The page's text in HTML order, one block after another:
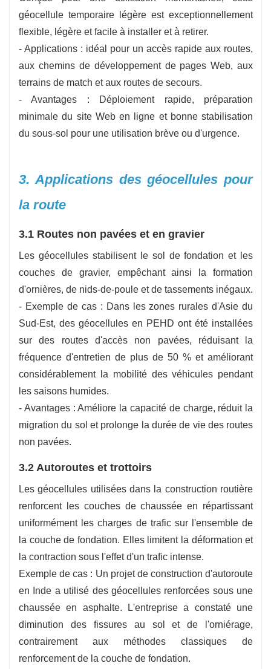
géocellule temporaire légère est exceptionnellement
flexible, légère et facile à installer et à retirer.
- Applications : idéal pour un accès rapide aux routes,
aux chemins de développement de pages Web, aux
terrains de match et aux routes de secours.
- Avantages : Déploiement rapide, préparation
minimale du site Web en ligne et bonne stabilisation
du sous-sol pour une utilisation brève ou d'urgence.
3. Applications des géocellules pour
la route
3.1 Routes non pavées et en gravier
Les géocellules stabilisent le sol de fondation et les
couches de gravier, empêchant ainsi la formation
d'ornières, de nids-de-poule et de tassements inégaux.
- Exemple de cas : Dans les zones rurales d'Asie du
Sud-Est, des géocellules en PEHD ont été installées
sur des routes d'accès non pavées, réduisant la
fréquence d'entretien de plus de 50 % et améliorant
considérablement la mobilité des véhicules pendant
les saisons humides.
- Avantages : Améliore la capacité de charge, réduit la
migration du sol et prolonge la durée de vie des routes
non pavées.
3.2 Autoroutes et trottoirs
Les géocellules utilisées dans la construction routière
renforcent les couches de chaussée en répartissant
uniformément les charges de trafic sur l'ensemble de
la couche de fondation. Elles limitent la déformation et
la contraction sous l'effet d'un trafic intense.
Exemple de cas : Un projet de construction d'autoroute
en Inde a utilisé des géocellules renforcées sous une
chaussée en asphalte. L'entreprise a constaté une
diminution des fissures au sol et de l'orniérage,
contrairement aux méthodes classiques de
renforcement de la couche de fondation.